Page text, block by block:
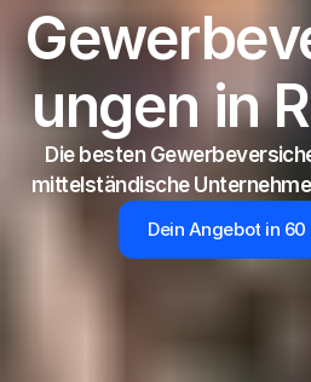
ungen in
Die besten
mittelständische
Dein Angebot in 60